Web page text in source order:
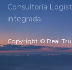
Consultoría
integrada.
Copyright © Real